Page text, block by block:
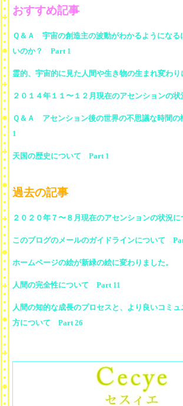
おすすめ記事
Ｑ＆Ａ 宇宙の創造主の波動がわかるようになる
いのか？ Part 1
霊的、宇宙的に見た人間や生き物の生まれ変わ
２０１４年１１〜１２月現在のアセンションの
Ｑ＆Ａ アセンション後の世界の不思議な時間
1
天国の歴史について Part 1
過去の記事
２０２０年７〜８月現在のアセンションの状況
このブログのメールのガイドラインについて
ホームページの絵が新緑の絵に変わりました。
人間の完全性について Part 11
人間の知的な成長のプロセスと、より良いコミュ
方について Part 26